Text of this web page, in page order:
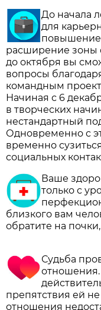
До начала
для
расширение зоны
до октября вы
вопросы
командным
Начиная с 6
в творческих
нестандартный
Одновременно с
временно
социальных
Ваше
только с
близкого вам
обратите на
Судьба
препятствия ей
отношения